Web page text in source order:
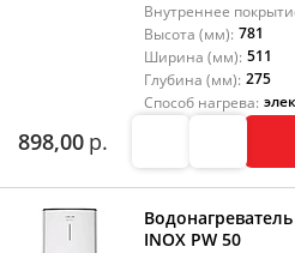
Внутреннее
Высота (мм): 781
Ширина (мм): 511
Глубина (мм): 275
Способ нагрева:
898,00 р.
INOX PW 50